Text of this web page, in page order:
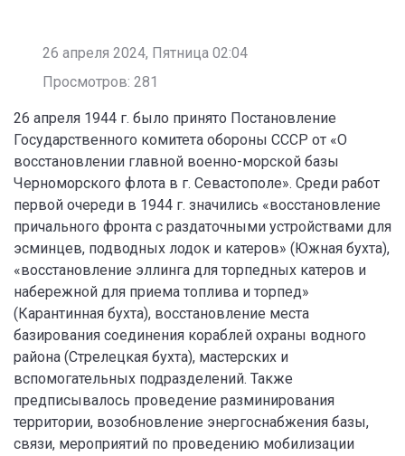
26 апреля 2024, Пятница 02:04
Просмотров: 281
26 апреля 1944 г. было принято Постановление
Государственного комитета обороны СССР от «О
восстановлении главной военно-морской базы
Черноморского флота в г. Севастополе». Среди работ
первой очереди в 1944 г. значились «восстановление
причального фронта с раздаточными устройствами для
эсминцев, подводных лодок и катеров» (Южная бухта),
«восстановление эллинга для торпедных катеров и
набережной для приема топлива и торпед»
(Карантинная бухта), восстановление места
базирования соединения кораблей охраны водного
района (Стрелецкая бухта), мастерских и
вспомогательных подразделений. Также
предписывалось проведение разминирования
территории, возобновление энергоснабжения базы,
связи, мероприятий по проведению мобилизации